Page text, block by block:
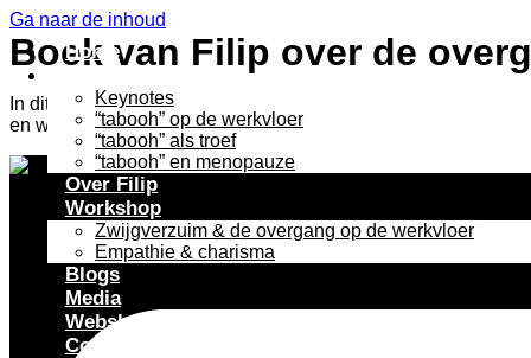
Ga naar de inhoud
Home
Keynotes
“tabooh” op de werkvloer
“tabooh” als troef
“tabooh” en menopauze
Over Filip
Workshop
Zwijgverzuim & de overgang op de werkvloer
Empathie & charisma
Blogs
Media
Webshop
Contact
Boek van Filip over de
In dit artikel vertelt RTV Utrecht hoe Filip De Groeve samen
en won daarna de titel Managementboek van het Jaar 2026.